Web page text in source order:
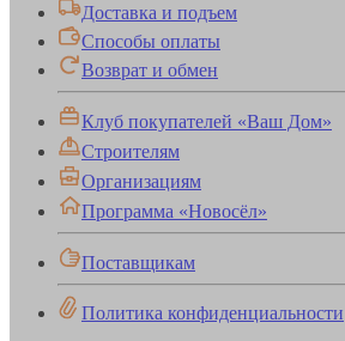
Доставка и подъем
Способы оплаты
Возврат и обмен
Клуб покупателей «Ваш Дом»
Строителям
Организациям
Программа «Новосёл»
Поставщикам
Политика конфиденциальности